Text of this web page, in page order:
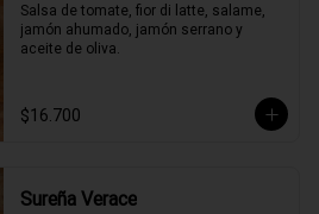
Salsa de tomate, fior di latte, salame,
jamón ahumado, jamón serrano y
aceite de oliva.
$16.700
Sureña Verace